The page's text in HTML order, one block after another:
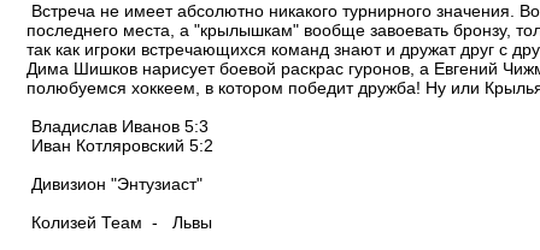
Встреча не имеет абсолютно никакого турнирного значения.
последнего места, а "крылышкам" вообще завоевать бронзу,
так как игроки встречающихся команд знают и дружат друг с
Дима Шишков нарисует боевой раскрас гуронов, а Евгений
полюбуемся хоккеем, в котором победит дружба! Ну или
Владислав Иванов 5:3
Иван Котляровский 5:2
Дивизион "Энтузиаст"
Колизей Теам - Львы